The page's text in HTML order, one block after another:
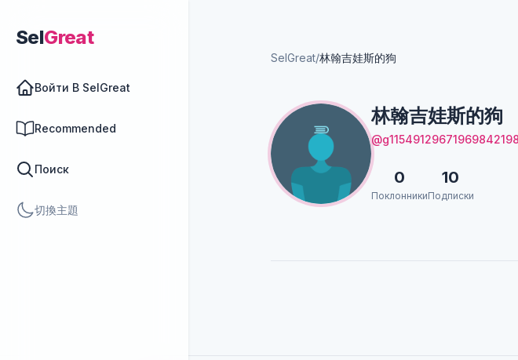
SelGreat
Войти В SelGreat
Recommended
Поиск
切換主題
SelGreat/林翰吉娃斯的狗
林翰吉娃斯的狗
0
Поклонники
10
Подписки